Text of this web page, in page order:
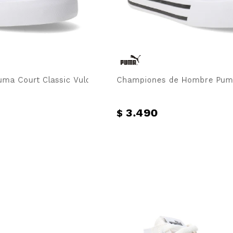
Court Classic Vulc Puma - Negro - Blanco
Championes de Hombre
$ 3.490